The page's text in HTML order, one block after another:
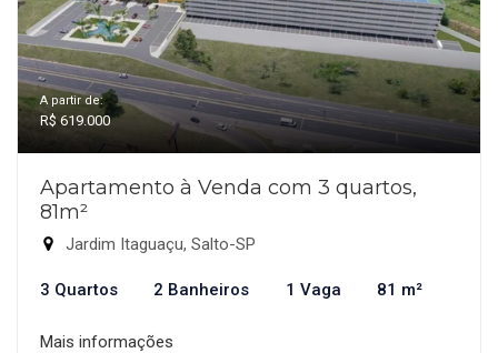
A partir de:
R$ 619.000
Apartamento à Venda com 3 quartos,
81m²
Jardim Itaguaçu, Salto-SP
3 Quartos 2 Banheiros 1 Vaga 81 m²
Mais informações